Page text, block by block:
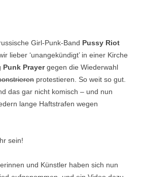
Girl-Punk-Band Pussy Riot
lieber ‘unangekündigt’ in einer Kirche
Punk Prayergegen die Wiederwahl
protestieren. So weit so gut.
das gar nicht komisch – und nun
lange Haftstrafen wegen
sein!
und Künstler haben sich nun